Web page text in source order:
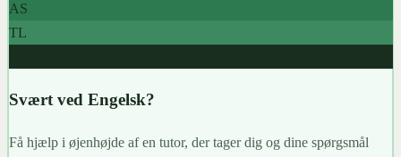
AS
TL
Svært ved Engelsk?
Få hjælp i øjenhøjde af en tutor, der tager dig og dine spørgsmål